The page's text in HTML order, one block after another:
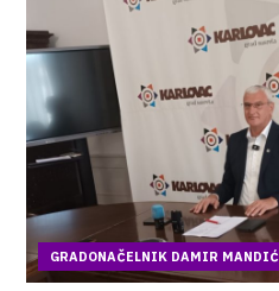
GRADONAČELNIK DAMIR MANDIĆ